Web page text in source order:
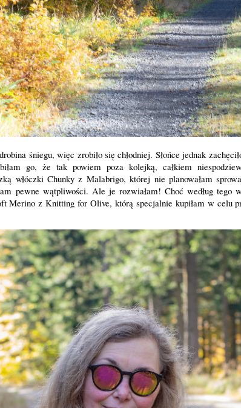
śniegu, więc zrobiło się chłodniej. Słońce jednak
go, że tak powiem poza kolejką, całkiem
włóczki Chunky z Malabrigo, której nie planowałam
pewne wątpliwości. Ale je rozwiałam! Choć według tego
Merino z Knitting for Olive, którą specjalnie kupiłam w celu